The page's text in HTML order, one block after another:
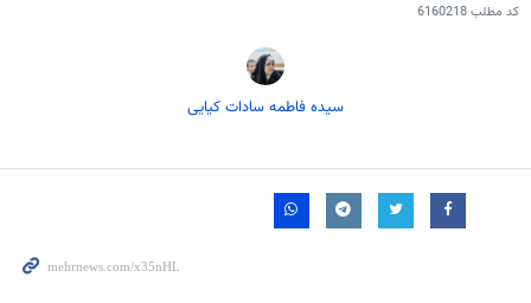
کد مطلب6160218
سیده فاطمه سادات کیایی